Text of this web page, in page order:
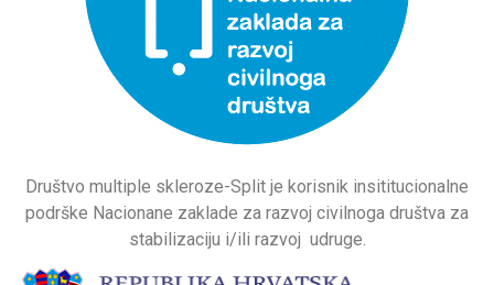
Društvo multiple skleroze-Split je korisnik insititucionalne
podrške Nacionane zaklade za razvoj civilnoga društva za
stabilizaciju i/ili razvoj udruge.